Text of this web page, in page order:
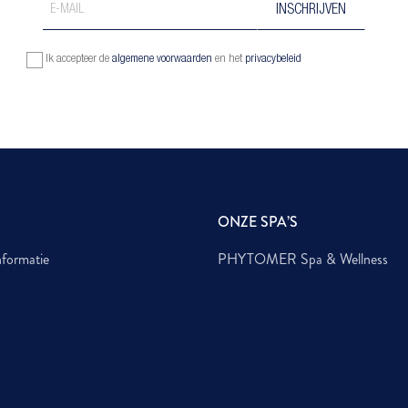
Ik accepteer dealgemene voorwaarden en het privacybeleid
ONZE SPA’S
PHYTOMER Spa & Wellness